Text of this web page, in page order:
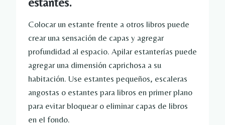
Colocar un estante frente a otros libros puede
crear una sensación de capas y agregar
profundidad al espacio. Apilar estanterías puede
agregar una dimensión caprichosa a su
habitación. Use estantes pequeños, escaleras
angostas o estantes para libros en primer plano
para evitar bloquear o eliminar capas de libros
en el fondo.